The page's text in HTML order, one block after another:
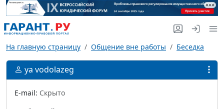
На главную страницу Общение вне работы Беседка
ya vodolazeg
E-mail: Скрыто